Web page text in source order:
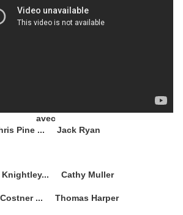
avec
Pine ... Jack Ryan
Knightley... Cathy Muller
... Thomas Harper